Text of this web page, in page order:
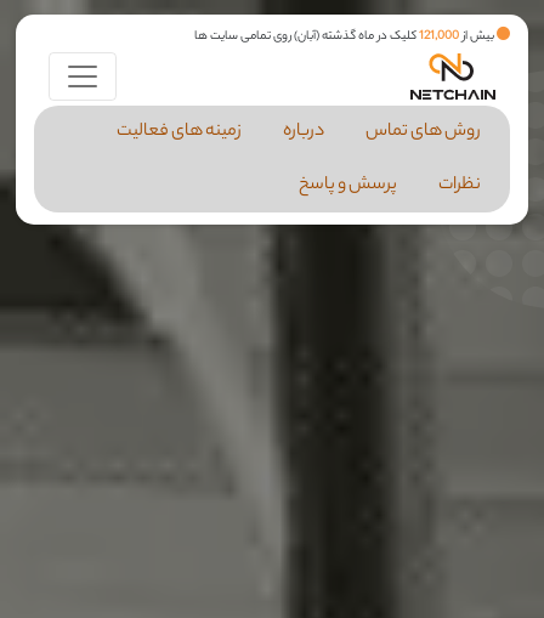
بیش از121,000کلیک در ماه گذشته (آبان) روی تمامی سایت ها
روش های تماس درباره
زمینه های فعالیت
نظرات
پرسش و پاسخ